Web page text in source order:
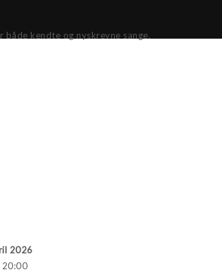
kendte og nyskrevne sange.
2026
20:00